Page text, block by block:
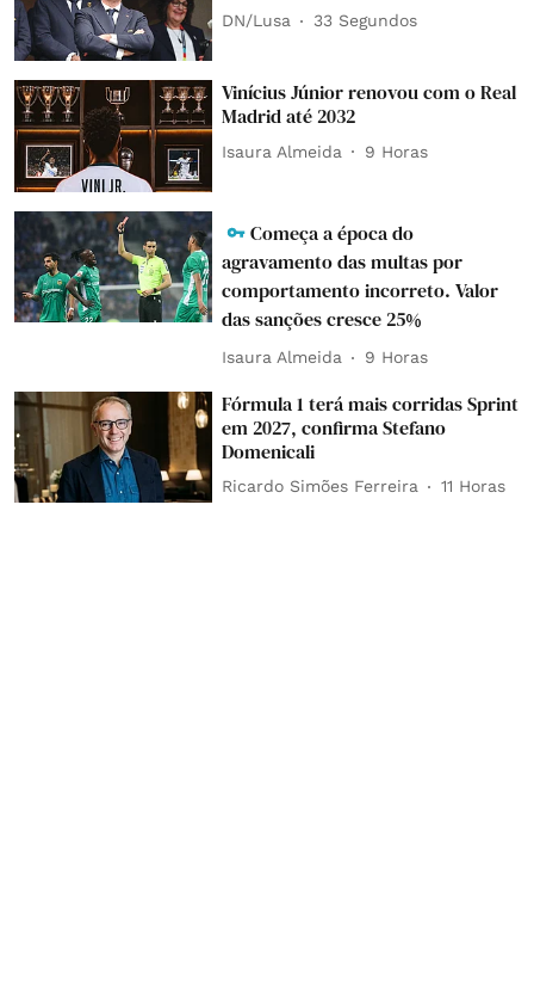
DN/Lusa 34 Segundos
Vinícius Júnior renovou com o Real
Madrid até 2032
Isaura Almeida 9 Horas
Começa a época do
agravamento das multas por
comportamento incorreto. Valor
das sanções cresce 25%
Isaura Almeida 9 Horas
Fórmula 1 terá mais corridas Sprint
em 2027, confirma Stefano
Domenicali
Ricardo Simões Ferreira 11 Horas